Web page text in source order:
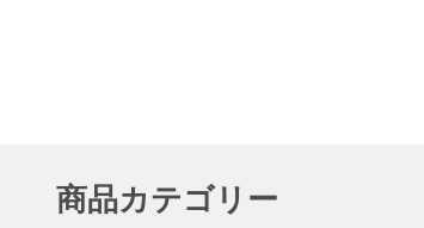
商品カテゴリー